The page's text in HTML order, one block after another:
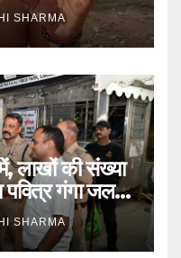
SHARMA
लाखों की संख्या
पवित्र गंगा जल
SHARMA